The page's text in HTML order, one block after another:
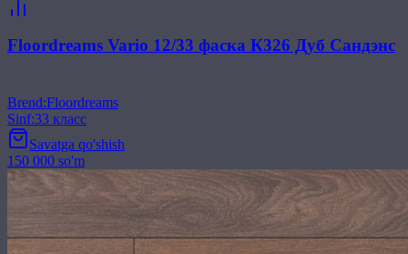
Floordreams Vario 12/33 фаска К326 Дуб Сандэнс
Brend:Floordreams
Sinf:33 класс
Savatga qo'shish
150 000 so'm